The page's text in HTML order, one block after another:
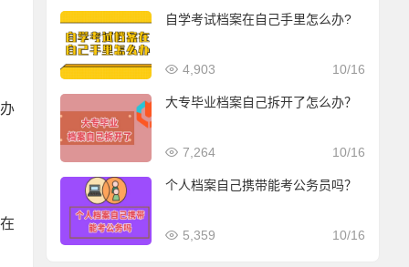
自学考试档案在自己手里怎么办?
10/16
4,903
大专毕业档案自己拆开了怎么办？
10/16
7,264
个人档案自己携带能考公务员吗？
10/16
5,359